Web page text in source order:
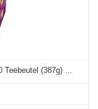
(387g) ...